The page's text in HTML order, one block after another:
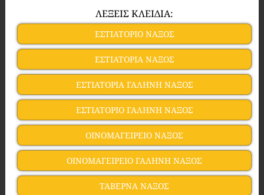
ΛΕΞΕΙΣ ΚΛΕΙΔΙΑ:
ΕΣΤΙΑΤΟΡΙΟ ΝΑΞΟΣ
ΕΣΤΙΑΤΟΡΙΑ ΝΑΞΟΣ
ΕΣΤΙΑΤΟΡΙΑ ΓΑΛΗΝΗ ΝΑΞΟΣ
ΕΣΤΙΑΤΟΡΙΟ ΓΑΛΗΝΗ ΝΑΞΟΣ
ΟΙΝΟΜΑΓΕΙΡΕΙΟ ΝΑΞΟΣ
ΟΙΝΟΜΑΓΕΙΡΕΙΟ ΓΑΛΗΝΗ ΝΑΞΟΣ
ΤΑΒΕΡΝΑ ΝΑΞΟΣ